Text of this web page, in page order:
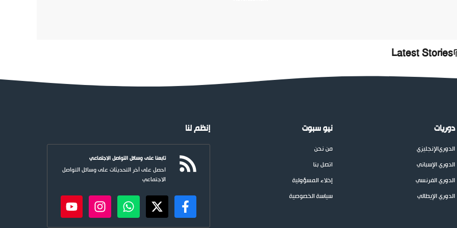
Latest Stories
دوريات
الدوريالإنجليزي
الدوري الإسباني
الدوري الفرنسي
الدوري الإيطالي
نيو سبوت
من نحن
اتصل بنا
إخلاء المسؤولية
سياسة الخصوصية
إنظم لنا
تابعنا على وسائل التواصل الاجتماعي
احصل على آخر التحديثات على وسائل التواصل
الاجتماعي